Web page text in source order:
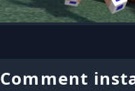
Comment